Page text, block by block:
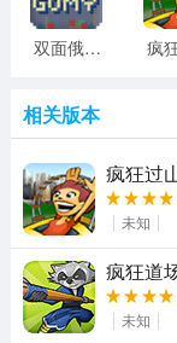
双面俄罗斯方块
相关版本
疯狂过
未知
疯狂道
未知